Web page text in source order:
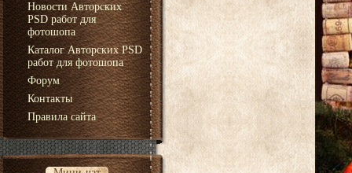
Новости Авторских
PSD работ для
фотошопа
Каталог Авторских PSD
работ для фотошопа
Форум
Контакты
Правила сайта